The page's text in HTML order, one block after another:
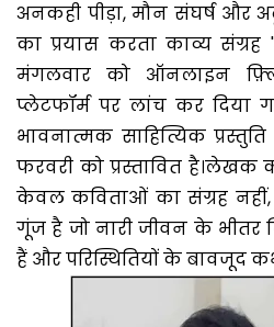
अनकही पीड़ा, मौन संघर्ष और
का प्रयास करता काव्य
मंगलवार को ऑनलाइन
प्लेटफॉर्म पर लांच कर दिया
भावनात्मक साहित्यिक
फरवरी को प्रस्तावित
केवल कविताओं का संग्रह
गूंज है जो नारी जीवन के भीतर
हैं और परिस्थितियों के बावजूद